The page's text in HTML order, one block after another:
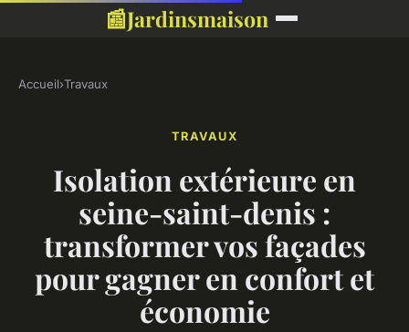
📰Jardinsmaison
Accueil›Travaux
TRAVAUX
Isolation extérieure en
seine-saint-denis :
transformer vos façades
pour gagner en confort et
économie